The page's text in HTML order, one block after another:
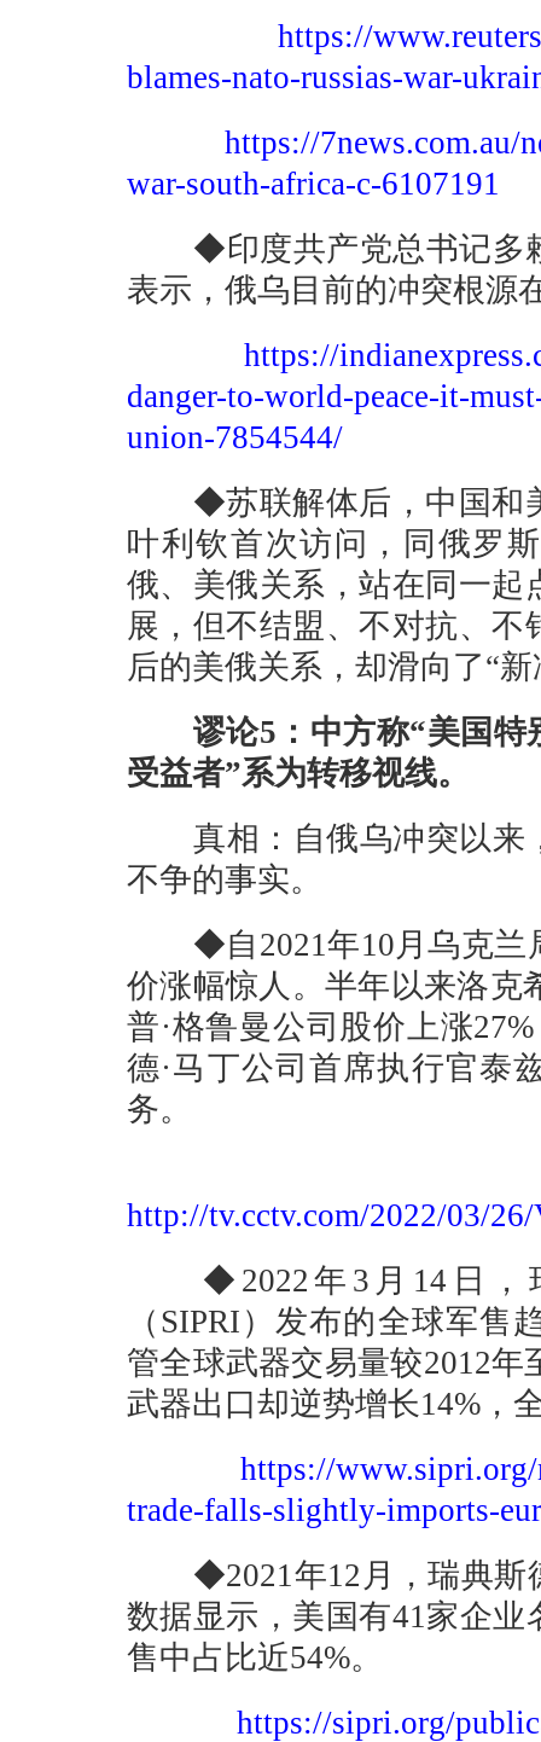
https://
blames-nato-russias-war-
https://7news.com.au/
war-south-africa-c-6107191
◆印度共产党总书记多赖
表示，俄乌目前的冲突根源
https://
danger-to-world-peace-it-
union-7854544/
◆苏联解体后，中国和美
叶利钦首次访问，同俄罗
俄、美俄关系，站在同一起
展，但不结盟、不对抗、
后的美俄关系，却滑向了“新
谬论5：中方称“美国特
受益者”系为转移视线。
真相：自俄乌冲突以来
不争的事实。
◆自2021年10月乌克兰
价涨幅惊人。半年以来洛克
普·格鲁曼公司股价上涨
德·马丁公司首席执行官泰
务。
http://tv.cctv.com/2022/03/
◆2022年3月14日，
（SIPRI）发布的全球军售
管全球武器交易量较2012年
武器出口却逆势增长14%，
https://www.sipri.org/
trade-falls-slightly-imports-
◆2021年12月，瑞典斯
数据显示，美国有41家企
售中占比近54%。
https://sipri.org/